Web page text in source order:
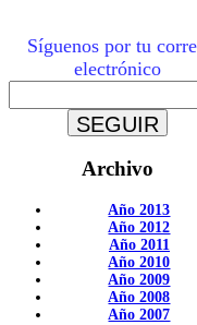
Síguenos por tu
electrónico
Archivo
Año 2013
Año 2012
Año 2011
Año 2010
Año 2009
Año 2008
Año 2007